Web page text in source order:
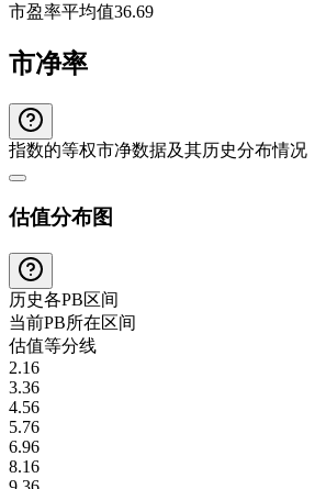
市盈率平均值36.69
市净率
指数的等权市净数据及其历史分布情况
估值分布图
历史各PB区间
当前PB所在区间
估值等分线
2.16
3.36
4.56
5.76
6.96
8.16